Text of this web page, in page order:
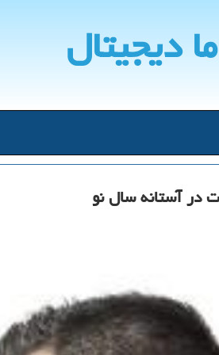
ما دیجیتال
آستانه سال نو